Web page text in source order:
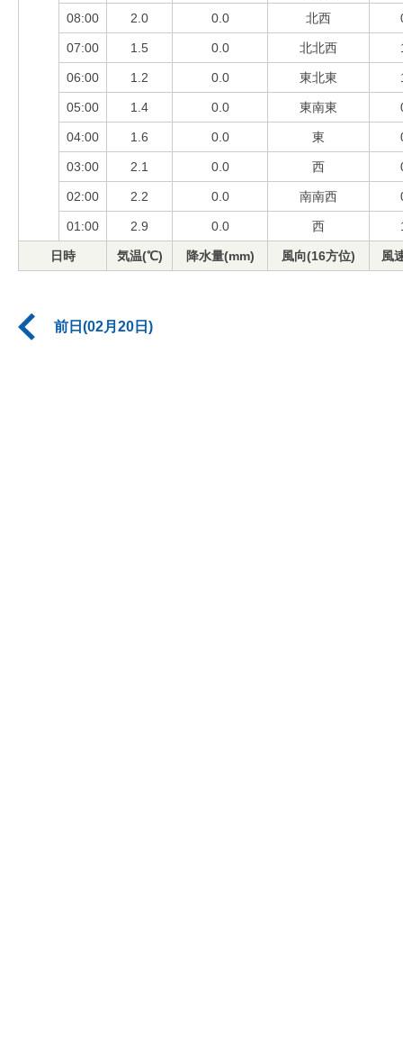
08:00 2.0 0.0 北西
07:00 1.5 0.0 北北西
06:00 1.2 0.0 東北東
05:00 1.4 0.0 東南東
04:00 1.6 0.0 東
03:00 2.1 0.0 西
02:00 2.2 0.0 南南西
01:00 2.9 0.0 西
日時 気温(℃) 降水量(mm) 風向(16方位) 風
前日(02月20日)